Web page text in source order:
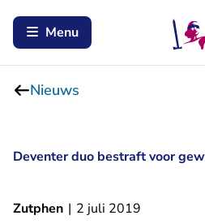
Menu
Nieuws
Deventer duo bestraft voor
Zutphen | 2 juli 2019